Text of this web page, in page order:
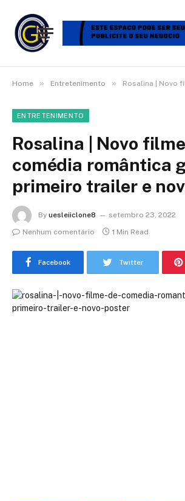
Home » Entretenimento » Rosalina | Novo filme de comédia
ENTRETENIMENTO
Rosalina | Novo
comédia romântica
primeiro trailer e
By uesleiiclone8
setembro 23, 2022
Nenhum comentário
1 Min Read
Facebook Twitter